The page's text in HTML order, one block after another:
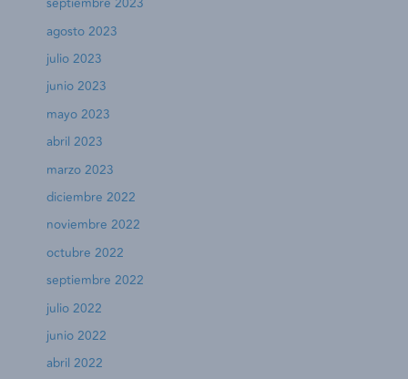
agosto 2023
julio 2023
junio 2023
mayo 2023
abril 2023
marzo 2023
diciembre 2022
noviembre 2022
octubre 2022
septiembre 2022
julio 2022
junio 2022
abril 2022